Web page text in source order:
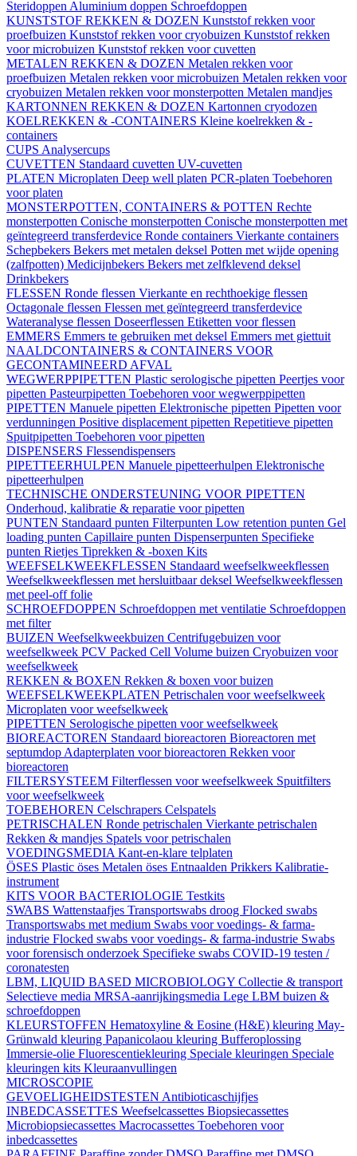
Steridoppen Aluminium doppen Schroefdoppen
KUNSTSTOF REKKEN & DOZEN Kunststof rekken voor
proefbuizen Kunststof rekken voor cryobuizen Kunststof rekken
voor microbuizen Kunststof rekken voor cuvetten
METALEN REKKEN & DOZEN Metalen rekken voor
proefbuizen Metalen rekken voor microbuizen Metalen rekken voor
cryobuizen Metalen rekken voor monsterpotten Metalen mandjes
KARTONNEN REKKEN & DOZEN Kartonnen cryodozen
KOELREKKEN & -CONTAINERS Kleine koelrekken & -
containers
CUPS Analysercups
CUVETTEN Standaard cuvetten UV-cuvetten
PLATEN Microplaten Deep well platen PCR-platen Toebehoren
voor platen
MONSTERPOTTEN, CONTAINERS & POTTEN Rechte
monsterpotten Conische monsterpotten Conische monsterpotten met
geïntegreerd transferdevice Ronde containers Vierkante containers
Schepbekers Bekers met metalen deksel Potten met wijde opening
(zalfpotten) Medicijnbekers Bekers met zelfklevend deksel
Drinkbekers
FLESSEN Ronde flessen Vierkante en rechthoekige flessen
Octagonale flessen Flessen met geïntegreerd transferdevice
Wateranalyse flessen Doseerflessen Etiketten voor flessen
EMMERS Emmers te gebruiken met deksel Emmers met giettuit
NAALDCONTAINERS & CONTAINERS VOOR
GECONTAMINEERD AFVAL
WEGWERPPIPETTEN Plastic serologische pipetten Peertjes voor
pipetten Pasteurpipetten Toebehoren voor wegwerppipetten
PIPETTEN Manuele pipetten Elektronische pipetten Pipetten voor
verdunningen Positive displacement pipetten Repetitieve pipetten
Spuitpipetten Toebehoren voor pipetten
DISPENSERS Flessendispensers
PIPETTEERHULPEN Manuele pipetteerhulpen Elektronische
pipetteerhulpen
TECHNISCHE ONDERSTEUNING VOOR PIPETTEN
Onderhoud, kalibratie & reparatie voor pipetten
PUNTEN Standaard punten Filterpunten Low retention punten Gel
loading punten Capillaire punten Dispenserpunten Specifieke
punten Rietjes Tiprekken & -boxen Kits
WEEFSELKWEEKFLESSEN Standaard weefselkweekflessen
Weefselkweekflessen met hersluitbaar deksel Weefselkweekflessen
met peel-off folie
SCHROEFDOPPEN Schroefdoppen met ventilatie Schroefdoppen
met filter
BUIZEN Weefselkweekbuizen Centrifugebuizen voor
weefselkweek PCV Packed Cell Volume buizen Cryobuizen voor
weefselkweek
REKKEN & BOXEN Rekken & boxen voor buizen
WEEFSELKWEEKPLATEN Petrischalen voor weefselkweek
Microplaten voor weefselkweek
PIPETTEN Serologische pipetten voor weefselkweek
BIOREACTOREN Standaard bioreactoren Bioreactoren met
septumdop Adapterplaten voor bioreactoren Rekken voor
bioreactoren
FILTERSYSTEEM Filterflessen voor weefselkweek Spuitfilters
voor weefselkweek
TOEBEHOREN Celschrapers Celspatels
PETRISCHALEN Ronde petrischalen Vierkante petrischalen
Rekken & mandjes Spatels voor petrischalen
VOEDINGSMEDIA Kant-en-klare telplaten
ÖSES Plastic öses Metalen öses Entnaalden Prikkers Kalibratie-
instrument
KITS VOOR BACTERIOLOGIE Testkits
SWABS Wattenstaafjes Transportswabs droog Flocked swabs
Transportswabs met medium Swabs voor voedings- & farma-
industrie Flocked swabs voor voedings- & farma-industrie Swabs
voor forensisch onderzoek Specifieke swabs COVID-19 testen /
coronatesten
LBM, LIQUID BASED MICROBIOLOGY Collectie & transport
Selectieve media MRSA-aanrijkingsmedia Lege LBM buizen &
schroefdoppen
KLEURSTOFFEN Hematoxyline & Eosine (H&E) kleuring May-
Grünwald kleuring Papanicolaou kleuring Bufferoplossing
Immersie-olie Fluorescentiekleuring Speciale kleuringen Speciale
kleuringen kits Kleuraanvullingen
MICROSCOPIE
GEVOELIGHEIDSTESTEN Antibioticaschijfjes
INBEDCASSETTES Weefselcassettes Biopsiecassettes
Microbiopsiecassettes Macrocassettes Toebehoren voor
inbedcassettes